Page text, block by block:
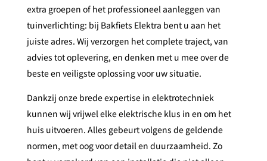
extra groepen of het professioneel aanleggen van
tuinverlichting: bij Bakfiets Elektra bent u aan het
juiste adres. Wij verzorgen het complete traject, van
advies tot oplevering, en denken met u mee over de
beste en veiligste oplossing voor uw situatie.
Dankzij onze brede expertise in elektrotechniek
kunnen wij vrijwel elke elektrische klus in en om het
huis uitvoeren. Alles gebeurt volgens de geldende
normen, met oog voor detail en duurzaamheid. Zo